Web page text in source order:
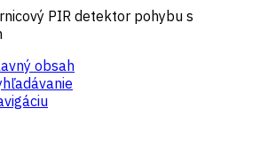
PIR detektor pohybu s
obsah